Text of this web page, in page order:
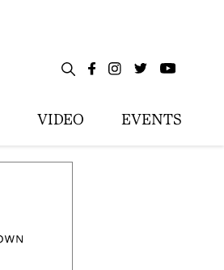
VIDEO EVENTS